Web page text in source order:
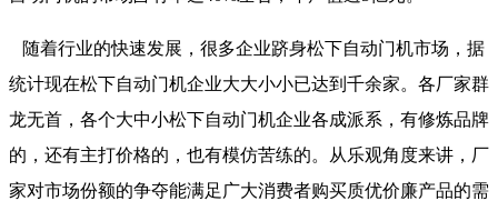
随着行业的快速发展，很多企业跻身松下自动门机市场，据
统计现在松下自动门机企业大大小小已达到千余家。各厂家群
龙无首，各个大中小松下自动门机企业各成派系，有修炼品牌
的，还有主打价格的，也有模仿苦练的。从乐观角度来讲，厂
家对市场份额的争夺能满足广大消费者购买质优价廉产品的需